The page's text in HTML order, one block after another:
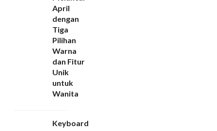
April
dengan
Tiga
Pilihan
Warna
dan Fitur
Unik
untuk
Wanita
Keyboard